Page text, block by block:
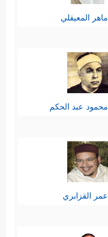
ماهر المعيقلي
محمود عبد الحكم
عمر القزابري